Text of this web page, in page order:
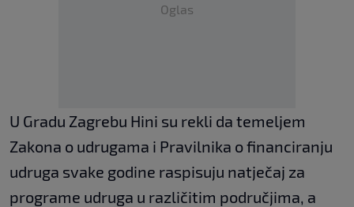
Oglas
U Gradu Zagrebu Hini su rekli da temeljem
Zakona o udrugama i Pravilnika o financiranju
udruga svake godine raspisuju natječaj za
programe udruga u različitim područjima, a